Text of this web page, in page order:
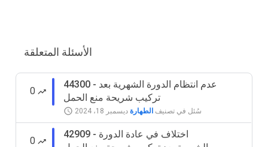
الأسئلة المتعلقة
0
44300 - عدم انتظام الدورة الشهرية بعد
تركيب شريحة منع الحمل
سُئل في تصنيف الطهارة ديسمبر 18، 2024
0
42909 - اختلاف في عادة الدورة